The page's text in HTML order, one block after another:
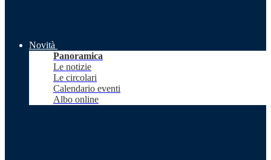
Novità
Panoramica
Le notizie
Le circolari
Calendario eventi
Albo online